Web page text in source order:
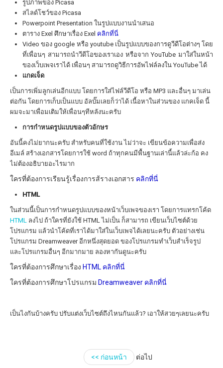
รูปภาพของ Picasa
สไลด์โชว์ของ Picasa
Powerpoint Presentation ในรูปแบบงานนำเสนอ
ตาราง Exel ศึกษาเรื่อง Exel คลิกที่นี่
Video ของ google หรือ youtube เป็นรูปแบบของการดูวีดีโอต่างๆ โดย
ที่เพื่อนๆ สามารถนำวีดีโอของเราเอง หรือจาก YouTube มาใส่ในหน้า
ของเว็บเพจเราได้ เพื่อนๆ สามารถดูวิธีการอัพไฟล์ลงใน YouTube ได้
แกดเจ็ด
เป็นการเพิ่มลูกเล่นอีกแบบ โดยการใส่ไฟล์วีดีโอ หรือ MP3 และอื่นๆ มาเล่น
ต่อกัน โดยการเก็บเป็นแบบ อัลบั๊มเลยก็ว่าได้ เนื้อหาในส่วนของ แกคเจ็ด นี้
ผมจะมาเพื่อมเติมให้เพื่อนๆทีหลังนะครับ
การกำหนดรูปแบบของตัวอักษร
อันนี้คงไม่ยากนะครับ สำหรับคนที่ใช้งาน ไม่ว่าจะ เขียนข้อความเพื่อส่ง
อีเมล์ สร้างเอกสารโดยการใช้ word ถ้าทุกคนมีพื้นฐานเล่านี้แล้วล่ะก้อ คง
ไม่ต้องอธิบายอะไรมาก
ใครที่ต้องการเรียนรู้เรื่องการส้รางเอกสาร คลิกที่นี่
HTML
ในส่วนนี้เป็นการกำหนดรูปแบบของหน้าเว็บเพจของเรา โดยการแทรกโค้ด
HTML ลงไป ถ้าใครที่ยังใช้ HTML ไม่เป็น ก็สามารถ เขียนเว็บไซต์ด้วย
โปรแกรม แล้วนำโค้ดที่เราได้มาใส่ในเว็บเพจได้เลยนะครับ ตัวอย่างเช่น
โปรแกรม Dreamweaver อีกหนึ่งสุดยอด ของโปรแกรมทำเว็บสำเร็จรูป
และโปรแกรมอื่นๆ อีกมากมาย ลองหากันดูนะครับ
ใครที่ต้องการศึกษาเรื่อง HTML คลิกที่นี่
ใครที่ต้องการศึกษาโปรแกรม Dreamweaver คลิกที่นี่
เป็นไงกันบ้างครับ ปรับแต่งเว็บไซต์ถึงไหนกันแล้ว? เอาให้สวยๆเลยนะครับ
<< ก่อนหน้า ต่อไป